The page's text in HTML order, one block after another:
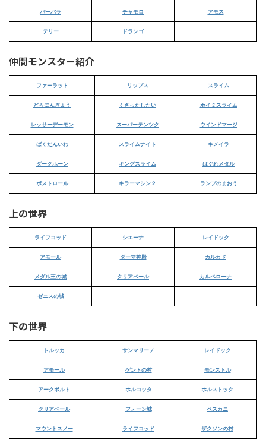
バーバラ チャモロ アモス
テリー ドランゴ
仲間モンスター紹介
ファーラット リップス スライム
どろにんぎょう くさったしたい ホイミスライム
レッサーデーモン スーパーテンツク ウインドマージ
ばくだんいわ スライムナイト キメイラ
ダークホーン キングスライム はぐれメタル
ボストロール キラーマシン２ ランプのまおう
上の世界
ライフコッド シエーナ レイドック
アモール ダーマ神殿 カルカド
メダル王の城 クリアベール カルベローナ
ゼニスの城
下の世界
トルッカ サンマリーノ レイドック
アモール ゲントの村 モンストル
アークボルト ホルコッタ ホルストック
クリアベール フォーン城 ペスカニ
マウントスノー ライフコッド ザクソンの村